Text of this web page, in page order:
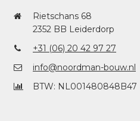
Rietschans 68
2352 BB Leiderdorp
+31 (06) 20 42 97 27
info@noordman-bouw.nl
BTW: NL001480848B47